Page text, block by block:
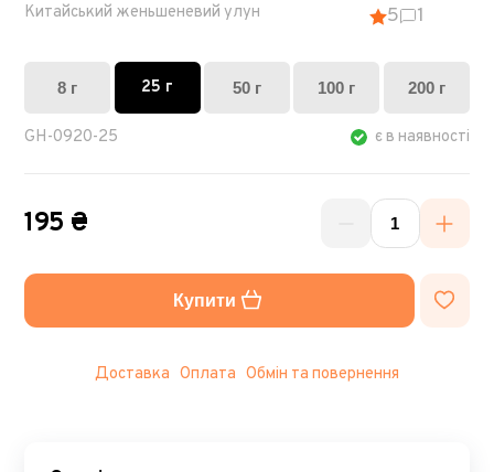
Китайський женьшеневий улун 5 1
8 г 25 г 50 г 100 г 200 г
GH-0920-25 є в наявності
195 ₴
Купити
Доставка Оплата Обмін та повернення